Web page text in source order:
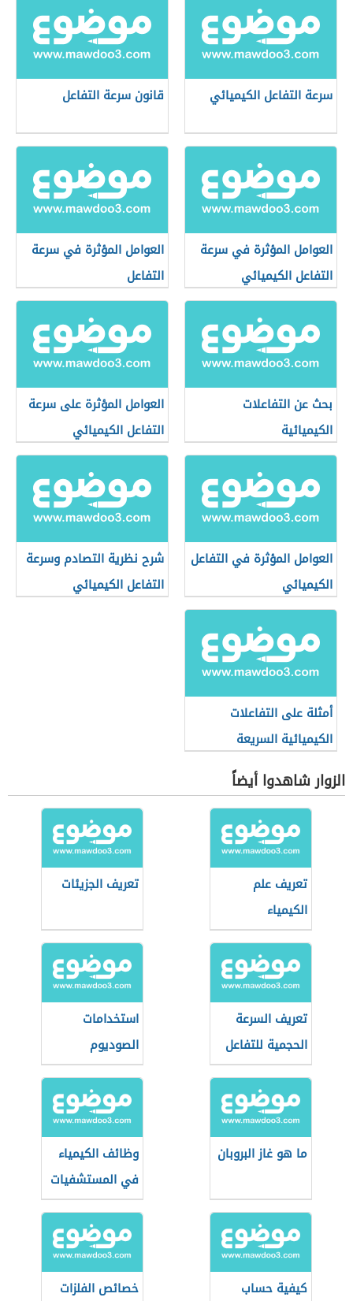
سرعة التفاعل الكيميائي قانون سرعة التفاعل
العوامل المؤثرة في سرعة
التفاعل الكيميائي
العوامل المؤثرة في سرعة
التفاعل
بحث عن التفاعلات
الكيميائية
العوامل المؤثرة على سرعة
التفاعل الكيميائي
العوامل المؤثرة في التفاعل
الكيميائي
شرح نظرية التصادم وسرعة
التفاعل الكيميائي
أمثلة على التفاعلات
الكيميائية السريعة
الزوار شاهدوا أيضاً
تعريف علم
الكيمياء
تعريف الجزيئات
تعريف السرعة
الحجمية للتفاعل
استخدامات
الصوديوم
ما هو غاز البروبان
وظائف الكيمياء
في المستشفيات
كيفية حساب
خصائص الفلزات